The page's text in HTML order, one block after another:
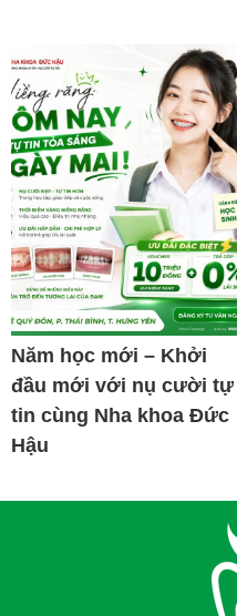
Năm học mới – Khởi
đầu mới với nụ cười tự
tin cùng Nha khoa Đức
Hậu